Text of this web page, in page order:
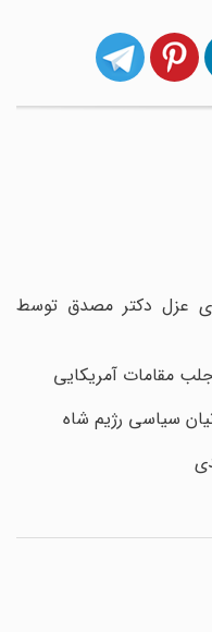
عزل دکتر مصدق توسط
آمریکایی
سیاسی رژیم شاه